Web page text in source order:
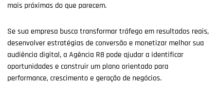
mais próximas do que parecem.
Se sua empresa busca transformar tráfego em resultados reais,
desenvolver estratégias de conversão e monetizar melhor sua
audiência digital, a Agência R8 pode ajudar a identificar
oportunidades e construir um plano orientado para
performance, crescimento e geração de negócios.